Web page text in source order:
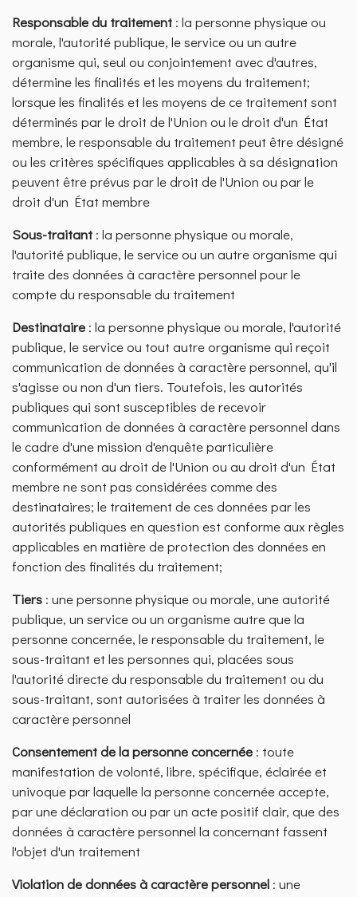
Responsable du traitement : la personne physique ou
morale, l'autorité publique, le service ou un autre
organisme qui, seul ou conjointement avec d'autres,
détermine les finalités et les moyens du traitement;
lorsque les finalités et les moyens de ce traitement sont
déterminés par le droit de l'Union ou le droit d'un État
membre, le responsable du traitement peut être désigné
ou les critères spécifiques applicables à sa désignation
peuvent être prévus par le droit de l'Union ou par le
droit d'un État membre
Sous-traitant : la personne physique ou morale,
l'autorité publique, le service ou un autre organisme qui
traite des données à caractère personnel pour le
compte du responsable du traitement
Destinataire : la personne physique ou morale, l'autorité
publique, le service ou tout autre organisme qui reçoit
communication de données à caractère personnel, qu'il
s'agisse ou non d'un tiers. Toutefois, les autorités
publiques qui sont susceptibles de recevoir
communication de données à caractère personnel dans
le cadre d'une mission d'enquête particulière
conformément au droit de l'Union ou au droit d'un État
membre ne sont pas considérées comme des
destinataires; le traitement de ces données par les
autorités publiques en question est conforme aux règles
applicables en matière de protection des données en
fonction des finalités du traitement;
Tiers : une personne physique ou morale, une autorité
publique, un service ou un organisme autre que la
personne concernée, le responsable du traitement, le
sous-traitant et les personnes qui, placées sous
l'autorité directe du responsable du traitement ou du
sous-traitant, sont autorisées à traiter les données à
caractère personnel
Consentement de la personne concernée : toute
manifestation de volonté, libre, spécifique, éclairée et
univoque par laquelle la personne concernée accepte,
par une déclaration ou par un acte positif clair, que des
données à caractère personnel la concernant fassent
l'objet d'un traitement
Violation de données à caractère personnel : une